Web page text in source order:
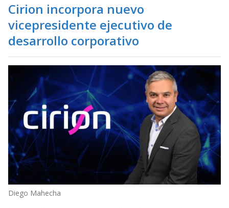
Cirion incorpora nuevo
vicepresidente ejecutivo de
desarrollo corporativo
Diego Mahecha